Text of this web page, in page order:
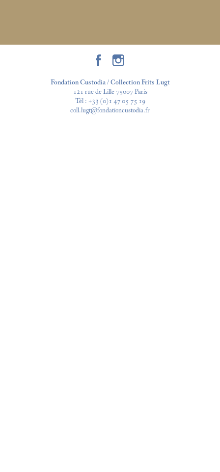
Fondation Custodia / Collection Frits Lugt
121 rue de Lille 75007 Paris
Tél : +33 (0)1 47 05 75 19
coll.lugt@fondationcustodia.fr